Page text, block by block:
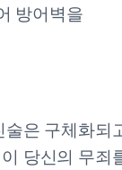
방어벽을
술은 구체화되
당신의 무죄